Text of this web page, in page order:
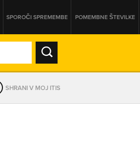
SPOROČI SPREMEMBE POMEMBNE ŠTEVILKE
SO ODPRTA V
SHRANI V MOJ ITIS